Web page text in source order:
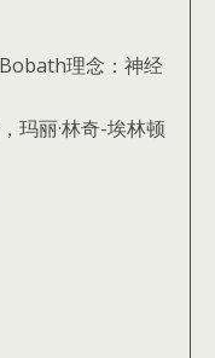
Bobath理念：神经
玛丽·林奇-埃林顿